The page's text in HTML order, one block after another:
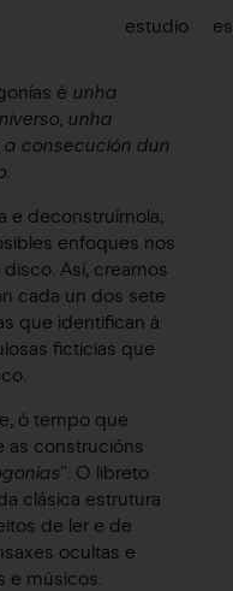
estudio es
é unha
unha
consecución dun
.
e deconstruímola,
enfoques nos
Así, creamos
cada un dos sete
que identifican á
ficticias que
ó tempo que
as construcións
”. O libreto
clásica estrutura
de ler e de
ocultas e
e músicos.